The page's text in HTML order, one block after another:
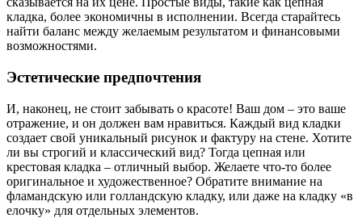
кладка, более экономичны в исполнении. Всегда старайтесь
найти баланс между желаемым результатом и финансовыми
возможностями.
Эстетические предпочтения
И, наконец, не стоит забывать о красоте! Ваш дом – это ваше
отражение, и он должен вам нравиться. Каждый вид кладки
создает свой уникальный рисунок и фактуру на стене. Хотите
ли вы строгий и классический вид? Тогда цепная или
крестовая кладка – отличный выбор. Желаете что-то более
оригинальное и художественное? Обратите внимание на
фламандскую или голландскую кладку, или даже на кладку «в
елочку» для отдельных элементов.